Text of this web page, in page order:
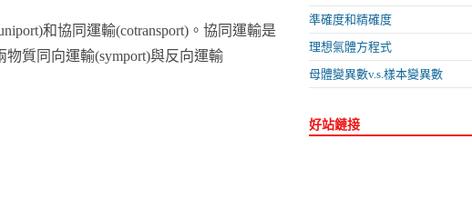
和協同運輸(cotransport)。協同運輸是
質同向運輸(symport)與反向運輸
準確度和精確度
理想氣體方程式
母體變異數v.s.樣本變異數
好站鏈接